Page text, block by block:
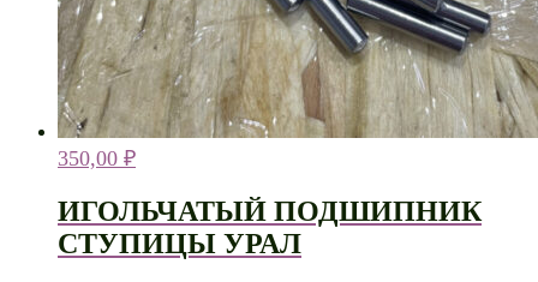
350,00 ₽
ИГОЛЬЧАТЫЙ ПОДШИПНИК
СТУПИЦЫ УРАЛ